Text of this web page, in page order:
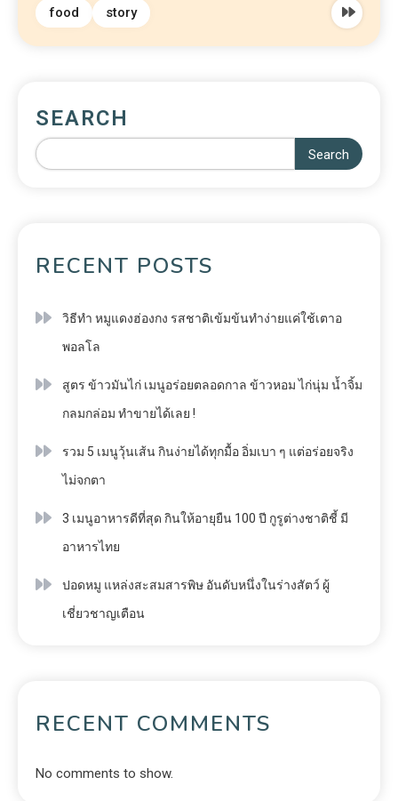
food story
SEARCH
Search
RECENT POSTS
วิธีทำ หมูแดงฮ่องกง รสชาติเข้มข้นทำง่ายแค่ใช้เตาอ
พอลโล
สูตร ข้าวมันไก่ เมนูอร่อยตลอดกาล ข้าวหอม ไก่นุ่ม น้ำจิ้ม
กลมกล่อม ทำขายได้เลย !
รวม 5 เมนูวุ้นเส้น กินง่ายได้ทุกมื้อ อิ่มเบา ๆ แต่อร่อยจริง
ไม่จกตา
3 เมนูอาหารดีที่สุด กินให้อายุยืน 100 ปี กูรูต่างชาติชี้ มี
อาหารไทย
ปอดหมู แหล่งสะสมสารพิษ อันดับหนึ่งในร่างสัตว์ ผู้
เชี่ยวชาญเตือน
RECENT COMMENTS
No comments to show.